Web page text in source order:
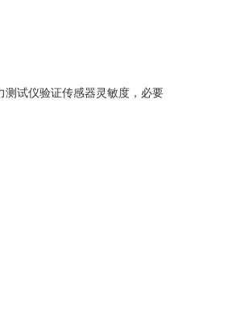
试仪验证传感器灵敏度，必要